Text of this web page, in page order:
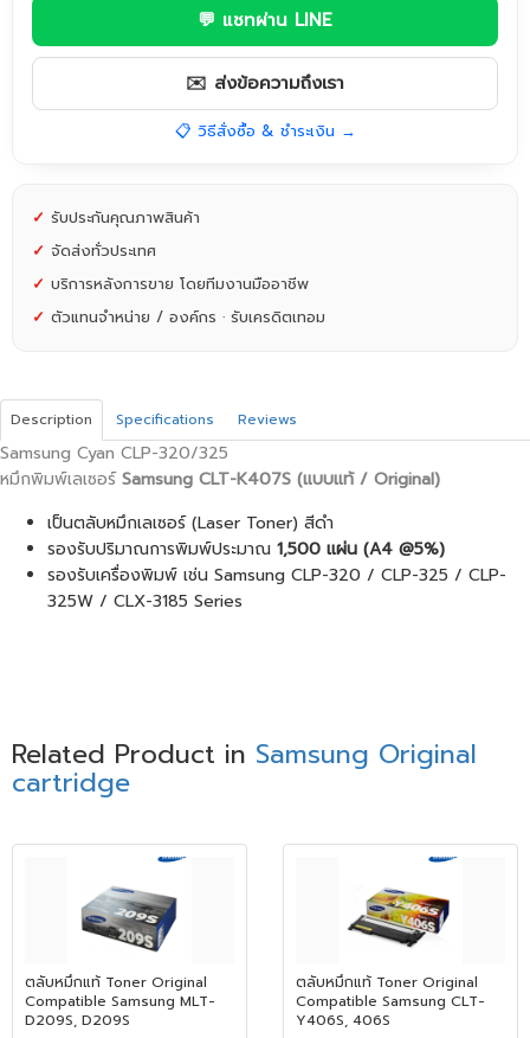
💬 แชทผ่าน LINE
✉️ ส่งข้อความถึงเรา
📋 วิธีสั่งซื้อ & ชำระเงิน →
✓ รับประกันคุณภาพสินค้า
✓ จัดส่งทั่วประเทศ
✓ บริการหลังการขาย โดยทีมงานมืออาชีพ
✓ ตัวแทนจำหน่าย / องค์กร · รับเครดิตเทอม
Description Specifications Reviews
Samsung Cyan CLP-320/325
หมึกพิมพ์เลเซอร์Samsung​ CLT-K407S (แบบแท้ / Original)
เป็นตลับหมึกเลเซอร์ (Laser Toner) สีดำ
รองรับปริมาณการพิมพ์ประมาณ 1,500 แผ่น (A4 @5%)
รองรับเครื่องพิมพ์ เช่น Samsung CLP-320 / CLP-325 / CLP-
325W / CLX-3185 Series
Related Product in Samsung Original
cartridge
ตลับหมึกแท้ Toner Original
Compatible Samsung​​​​​​​ MLT-
D209S, D209S
ตลับหมึกแท้ Toner Original
Compatible Samsung​​​​​​​ CLT-
Y406S, 406S